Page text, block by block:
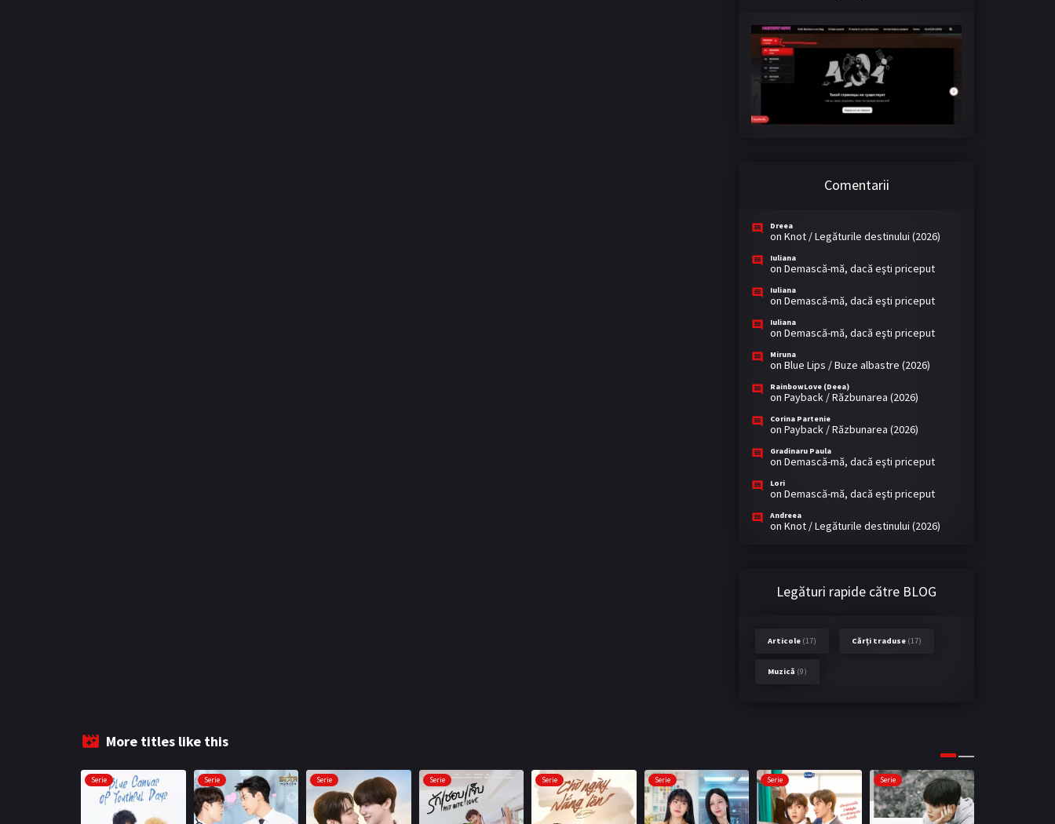
Comentarii
Dreea
on Knot / Legăturile destinului (2026)
Iuliana
on Demască-mă, dacă eşti priceput
Iuliana
on Demască-mă, dacă eşti priceput
Iuliana
on Demască-mă, dacă eşti priceput
Miruna
on Blue Lips / Buze albastre (2026)
RainbowLove (Deea)
on Payback / Răzbunarea (2026)
Corina Partenie
on Payback / Răzbunarea (2026)
Gradinaru Paula
on Demască-mă, dacă eşti priceput
Lori
on Demască-mă, dacă eşti priceput
Andreea
on Knot / Legăturile destinului (2026)
Legături rapide către BLOG
Articole (17) Cărți traduse (17)
Muzică (9)
More titles like this
Serie Serie Serie Serie Serie Serie Serie Serie